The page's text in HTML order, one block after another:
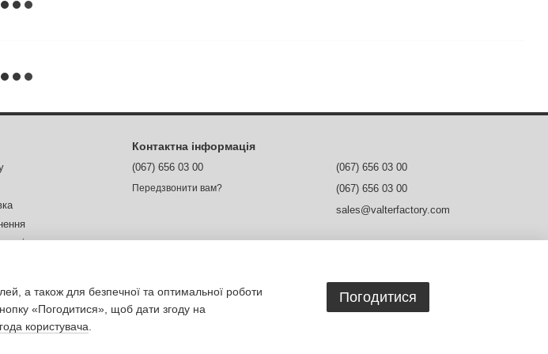
Контактна інформація
(067) 656 03 00
Передзвонити вам?
(067) 656 03 00
(067) 656 03 00
sales@valterfactory.com
а також для безпечної та оптимальної роботи
«Погодитися», щоб дати згоду на
користувача
Погодитися